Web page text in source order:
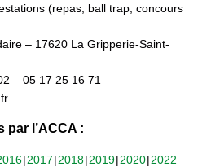
(repas, ball trap, concours
– 17620 La Gripperie-Saint-
– 05 17 25 16 71
par l’ACCA :
2017 2018 2019 2020 2022